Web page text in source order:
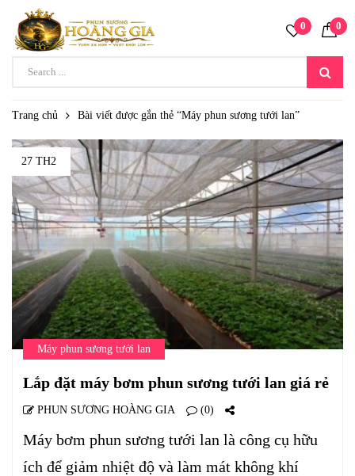
0 0
Trang chủ Bài viết được gắn thẻ “Máy phun sương tưới lan”
27 TH2
Máy phun sương tưới lan
Lắp đặt máy bơm phun sương tưới lan giá rẻ
PHUN SƯƠNG HOÀNG GIA (0)
Máy bơm phun sương tưới lan là công cụ hữu
ích để giảm nhiệt độ và làm mát không khí